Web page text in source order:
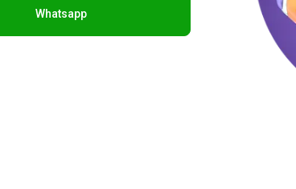
Whatsapp